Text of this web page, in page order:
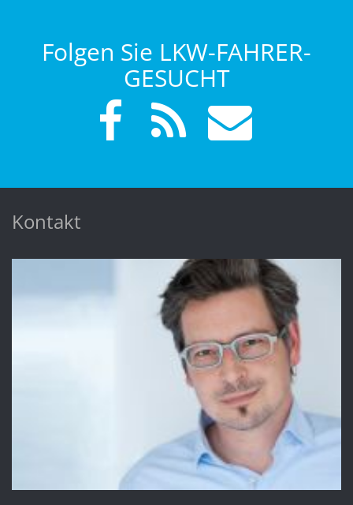
Folgen Sie LKW-FAHRER-
GESUCHT
Kontakt